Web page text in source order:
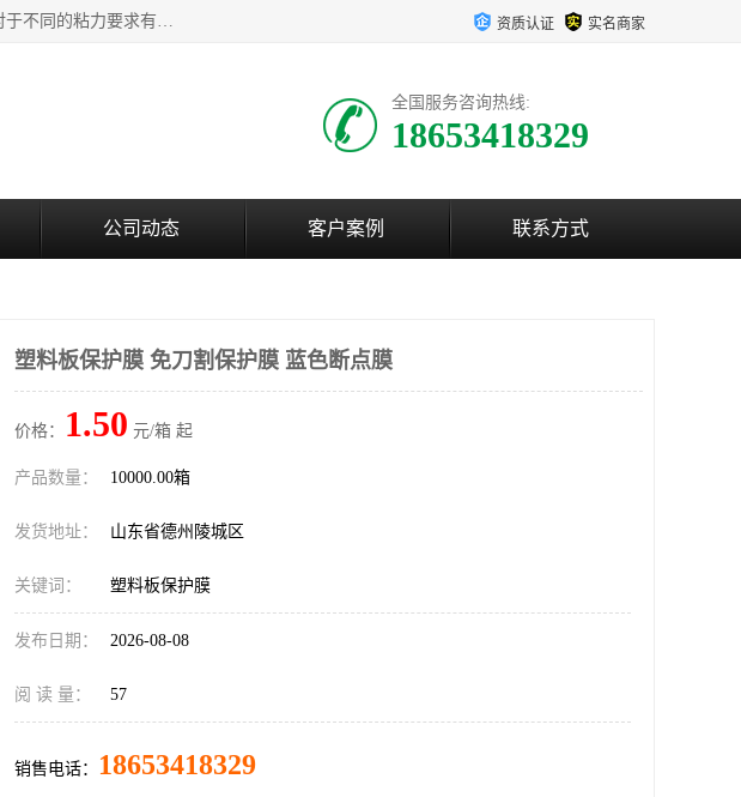
该类保护膜有复合，透明、奶白、蓝色、黑白等膜型。特高粘，高粘，中高粘，中粘，中低粘，低粘等。对于不同的粘力要求有相应的产品相适配。无胶渍残留污染。在较宽的收卷幅度下平整无皱纹，收卷长度大，利于机械化及自动化施工粘贴。为您的产品提供的表面保护解决方案。 产品广泛适用于：铝材、不锈钢、金属、塑料、电子、家电、家具、玻璃、化工材料、装饰材料等。 资质认证 实名商家
全国服务咨询热线:
18653418329
公司动态 客户案例 联系方式
塑料板保护膜 免刀割保护膜 蓝色断点膜
价格： 1.50 元/箱 起
产品数量： 10000.00箱
发货地址： 山东省德州陵城区
关键词： 塑料板保护膜
发布日期： 2026-08-08
阅 读 量： 57
销售电话： 18653418329